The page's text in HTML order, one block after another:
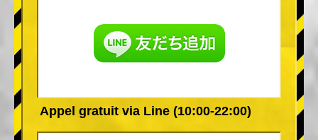
Appel gratuit via Line (10:00-22:00)